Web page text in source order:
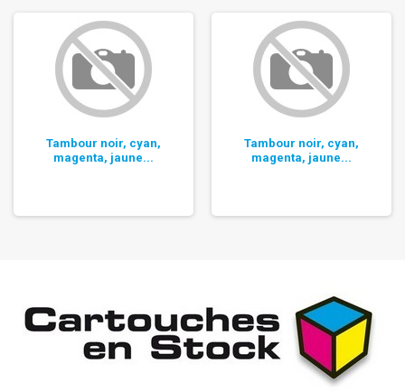
Tambour noir, cyan,
magenta, jaune...
Tambour noir, cyan,
magenta, jaune...